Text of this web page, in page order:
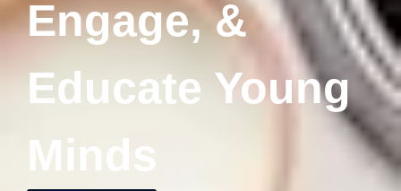
Engage, &
Educate Young
Minds